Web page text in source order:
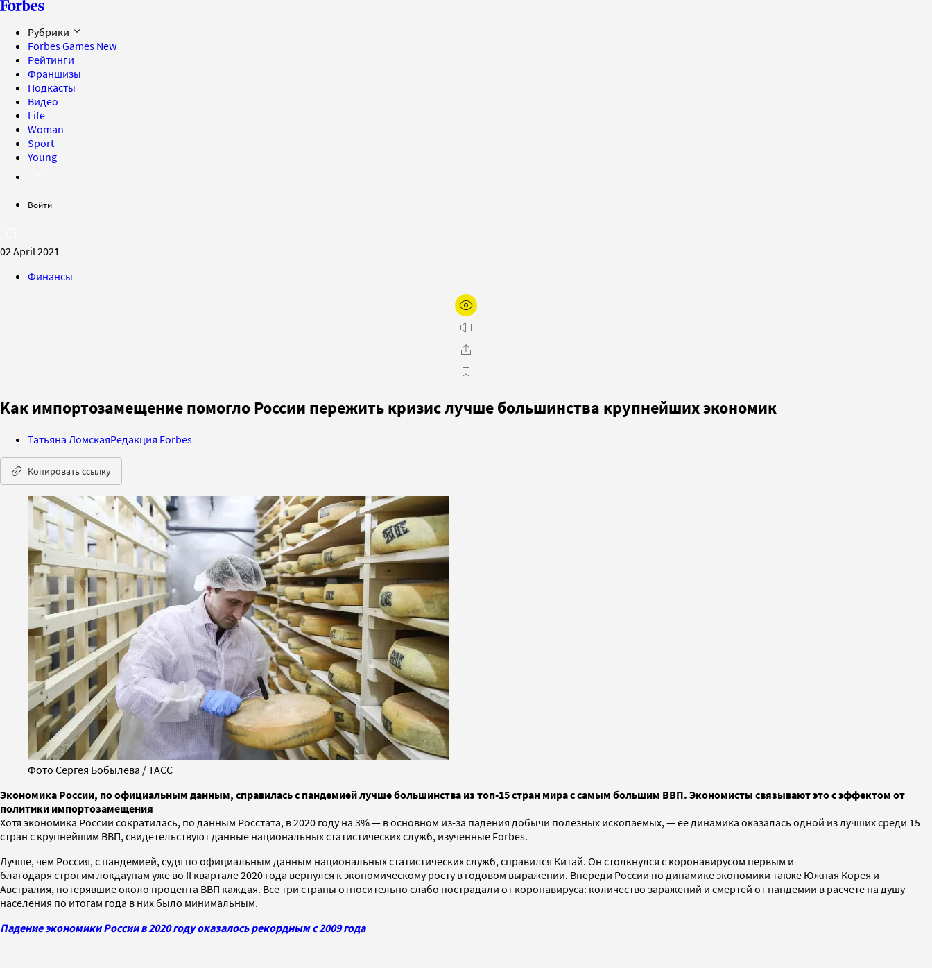
Рубрики
Forbes Games New
Рейтинги
Франшизы
Подкасты
Видео
Life
Woman
Sport
Young
Войти
02 April 2021
Финансы
Kак импортозамещение помогло России пережить кризис лучше большинства крупнейших экономик
Татьяна ЛомскаяРедакция Forbes
Копировать ссылку
Фото Сергея Бобылева / ТАСС
Экономика России, по официальным данным, справилась с пандемией лучше большинства из топ-15 стран мира с самым большим ВВП. Экономисты связывают это с эффектом от
политики импортозамещения
Хотя экономика России сократилась, по данным Росстата, в 2020 году на 3% — в основном из-за падения добычи полезных ископаемых, — ее динамика оказалась одной из лучших среди 15
стран с крупнейшим ВВП, свидетельствуют данные национальных статистических служб, изученные Forbes.
Лучше, чем Россия, с пандемией, судя по официальным данным национальных статистических служб, справился Китай. Он столкнулся с коронавирусом первым и
благодаря строгим локдаунам уже во II квартале 2020 года вернулся к экономическому росту в годовом выражении. Впереди России по динамике экономики также Южная Корея и
Австралия, потерявшие около процента ВВП каждая. Все три страны относительно слабо пострадали от коронавируса: количество заражений и смертей от пандемии в расчете на душу
населения по итогам года в них было минимальным.
Падение экономики России в 2020 году оказалось рекордным с 2009 года